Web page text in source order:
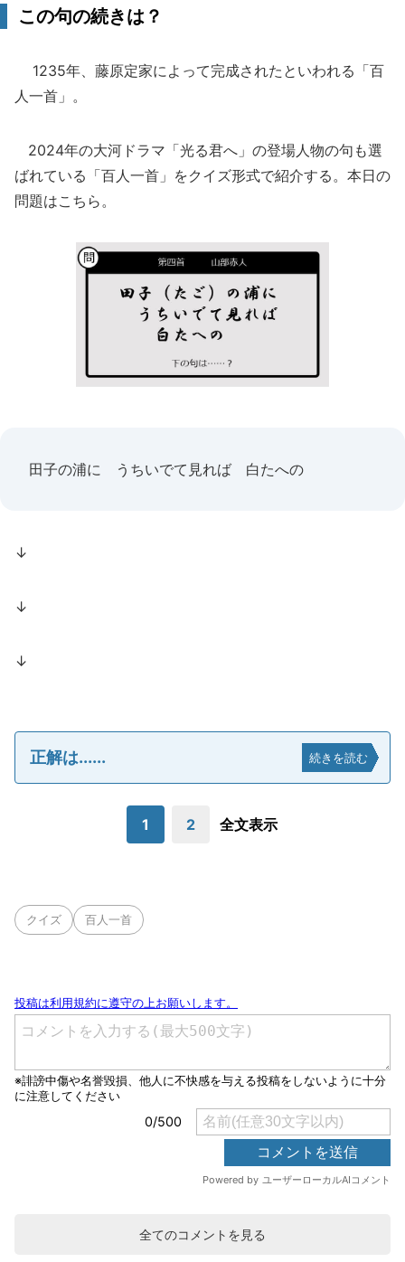
この句の続きは？
1235年、藤原定家によって完成されたといわれる「百
人一首」。
2024年の大河ドラマ「光る君へ」の登場人物の句も選
ばれている「百人一首」をクイズ形式で紹介する。本日の
問題はこちら。
田子の浦に うちいでて見れば 白たへの
↓
↓
↓
正解は...... 続きを読む
1 2 全文表示
クイズ 百人一首
全てのコメントを見る